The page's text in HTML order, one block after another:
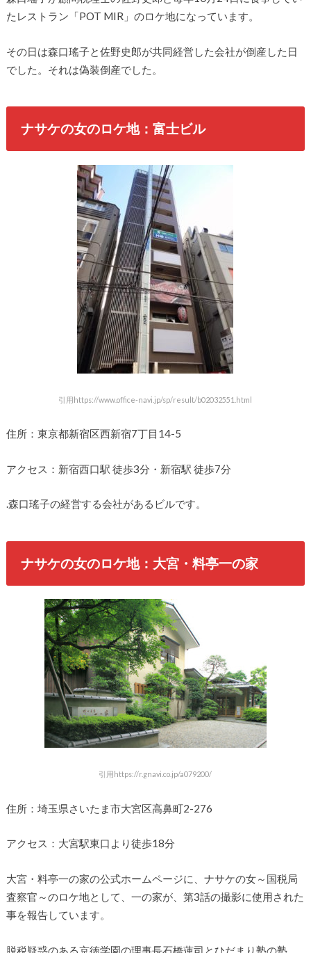
たレストラン「POT MIR」のロケ地になっています。
その日は森口瑤子と佐野史郎が共同経営した会社が倒産した日
でした。それは偽装倒産でした。
ナサケの女のロケ地：富士ビル
引用https://www.office-navi.jp/sp/result/b02032551.html
住所：東京都新宿区西新宿7丁目14-5
アクセス：新宿西口駅 徒歩3分・新宿駅 徒歩7分
.森口瑤子の経営する会社があるビルです。
ナサケの女のロケ地：大宮・料亭一の家
引用https://r.gnavi.co.jp/a079200/
住所：埼玉県さいたま市大宮区高鼻町2-276
アクセス：大宮駅東口より徒歩18分
大宮・料亭一の家の公式ホームページに、ナサケの女～国税局
査察官～のロケ地として、一の家が、第3話の撮影に使用された
事を報告しています。
脱税疑惑のある京徳学園の理事長石橋蓮司とひだまり塾の塾